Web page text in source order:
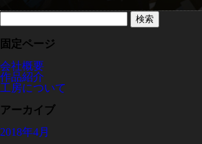
検
索:
固定ページ
会社概要
作品紹介
工房について
アーカイブ
2018年4月